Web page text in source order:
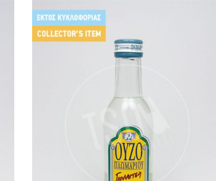
Γιαννατσή (πράσινο)